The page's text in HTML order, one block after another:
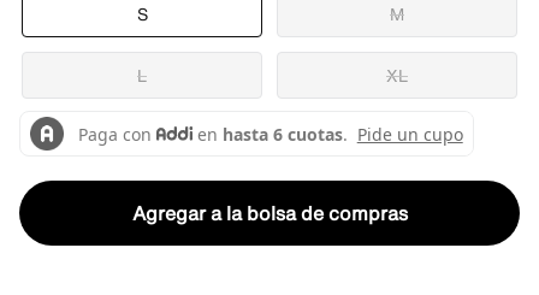
S M
L XL
Agregar a la bolsa de compras